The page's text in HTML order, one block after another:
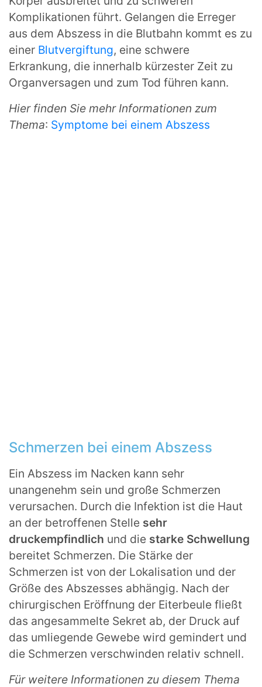
Komplikationen führt. Gelangen die Erreger
aus dem Abszess in die Blutbahn kommt es zu
einer Blutvergiftung, eine schwere
Erkrankung, die innerhalb kürzester Zeit zu
Organversagen und zum Tod führen kann.
Hier finden Sie mehr Informationen zum
Thema: Symptome bei einem Abszess
Schmerzen bei einem Abszess
Ein Abszess im Nacken kann sehr
unangenehm sein und große Schmerzen
verursachen. Durch die Infektion ist die Haut
an der betroffenen Stelle sehr
druckempfindlich und die starke Schwellung
bereitet Schmerzen. Die Stärke der
Schmerzen ist von der Lokalisation und der
Größe des Abszesses abhängig. Nach der
chirurgischen Eröffnung der Eiterbeule fließt
das angesammelte Sekret ab, der Druck auf
das umliegende Gewebe wird gemindert und
die Schmerzen verschwinden relativ schnell.
Für weitere Informationen zu diesem Thema